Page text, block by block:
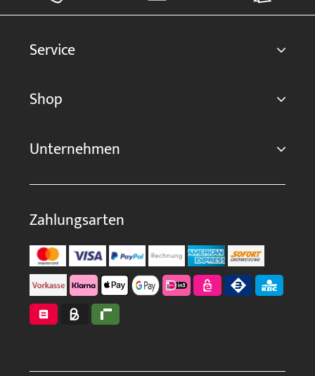
Service
Shop
Unternehmen
Zahlungsarten